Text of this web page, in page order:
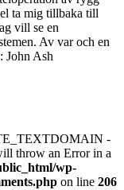
ta mig tillbaka till
vill se en
Av var och en
John Ash
-
throw an Error in a
wp-
on line 206